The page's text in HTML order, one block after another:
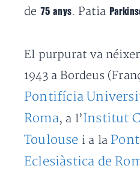
de 75 anys. Patia
El purpurat va
1943 a Bordeus
Pontifícia
Roma, a l’Institut
Toulouse i a la
Eclesiàstica de